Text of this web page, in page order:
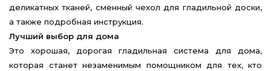
деликатных тканей, сменный чехол для гладильной доски,
а также подробная инструкция.
Лучший выбор для дома
Это хорошая, дорогая гладильная система для дома,
которая станет незаменимым помощником для тех, кто